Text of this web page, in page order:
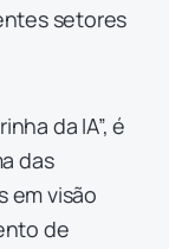
setores
da IA”, é
das
em visão
de